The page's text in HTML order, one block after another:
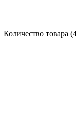
Количество товара